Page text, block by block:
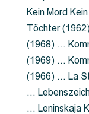
Kein Mord
Töchter
(1968) …
(1969) …
(1966) … La
…
… Leninskaja